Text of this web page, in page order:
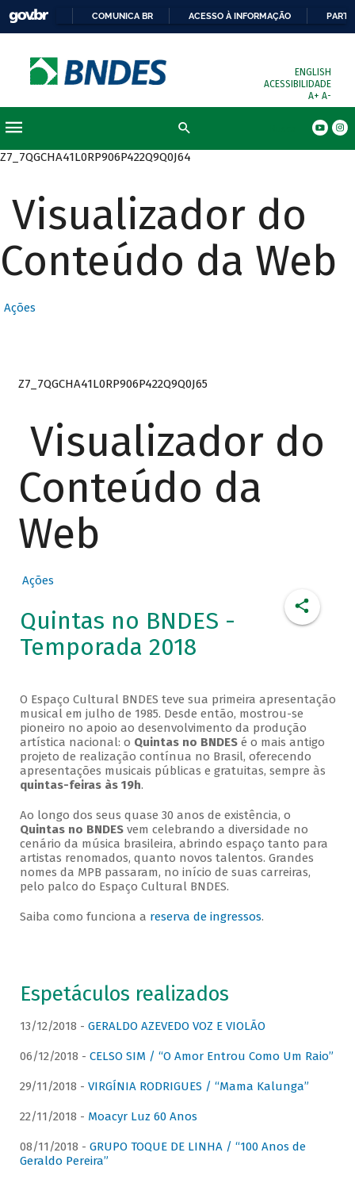
COMUNICA BR ACESSO À INFORMAÇÃO
ENGLISH
ACESSIBILIDADE
A+ A-
Z7_7QGCHA41L0RP906P422Q9Q0J64
Visualizador do
Conteúdo da Web
Ações
Z7_7QGCHA41L0RP906P422Q9Q0J65
Visualizador do
Conteúdo da
Web
Ações
Quintas no BNDES -
Temporada 2018
O Espaço Cultural BNDES teve sua primeira apresentação
musical em julho de 1985. Desde então, mostrou-se
pioneiro no apoio ao desenvolvimento da produção
artística nacional: o Quintas no BNDESé o mais antigo
projeto de realização contínua no Brasil, oferecendo
apresentações musicais públicas e gratuitas, sempre às
quintas-feiras às 19h.
Ao longo dos seus quase 30 anos de existência, o
Quintas no BNDESvem celebrando a diversidade no
cenário da música brasileira, abrindo espaço tanto para
artistas renomados, quanto novos talentos. Grandes
nomes da MPB passaram, no início de suas carreiras,
pelo palco do Espaço Cultural BNDES.
Saiba como funciona a reserva de ingressos.
Espetáculos realizados
13/12/2018 - GERALDO AZEVEDO VOZ E VIOLÃO
06/12/2018 - CELSO SIM / “O Amor Entrou Como Um Raio”
29/11/2018 - VIRGÍNIA RODRIGUES / “Mama Kalunga”
22/11/2018 - Moacyr Luz 60 Anos
08/11/2018 - GRUPO TOQUE DE LINHA / “100 Anos de
Geraldo Pereira”